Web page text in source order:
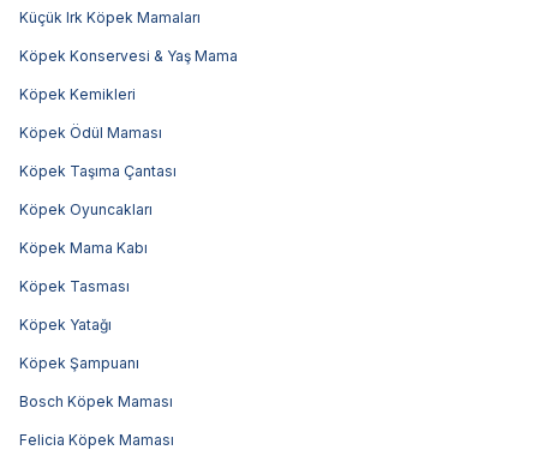
Küçük Irk Köpek Mamaları
Köpek Konservesi & Yaş Mama
Köpek Kemikleri
Köpek Ödül Maması
Köpek Taşıma Çantası
Köpek Oyuncakları
Köpek Mama Kabı
Köpek Tasması
Köpek Yatağı
Köpek Şampuanı
Bosch Köpek Maması
Felicia Köpek Maması